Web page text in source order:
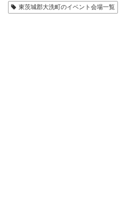
東茨城郡大洗町のイベント会場一覧